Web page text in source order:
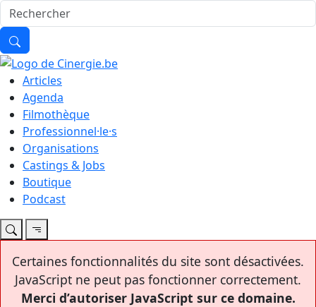
Articles
Agenda
Filmothèque
Professionnel·le·s
Organisations
Castings & Jobs
Boutique
Podcast
Certaines fonctionnalités du site sont désactivées.
JavaScript ne peut pas fonctionner correctement.
Merci d’autoriser JavaScript sur ce domaine.